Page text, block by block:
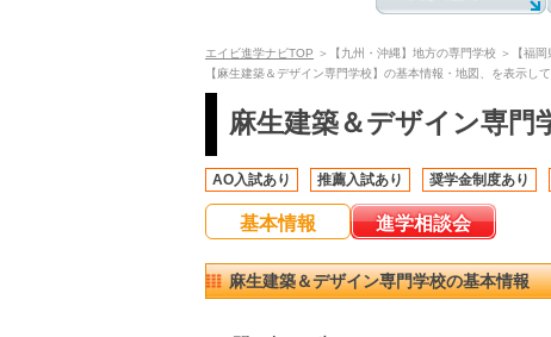
エイビ進学ナビTOP ＞【九州・沖縄】地方の専門学校 ＞【福
【麻生建築＆デザイン専門学校】の基本情報・地図、を表示して
麻生建築＆デザイン専門
AO入試あり 推薦入試あり 奨学金制度あり
基本情報 進学相談会
麻生建築＆デザイン専門学校の基本情報